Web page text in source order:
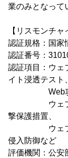
業のみとなって
【リスモンチャ
認証規格：国家
認証番号：
認証項目：ウェ
イト浸透テスト、
Web攻撃保
ウェブペー
撃保護措置、
ウェブサイ
侵入防御など
評価機関：公安